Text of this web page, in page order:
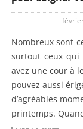
Nombreux sont
surtout ceux qui
avez une cour à
pouvez aussi
d’agréables
printemps.